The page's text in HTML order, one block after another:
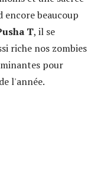
encore beaucoup
T, il se
riche nos zombies
pour
l'année.